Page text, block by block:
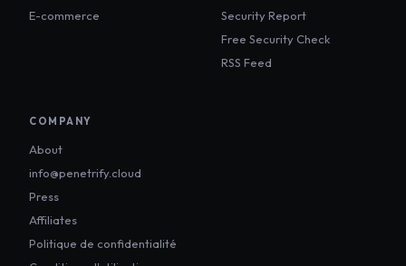
E-commerce
Security Report
Free Security Check
RSS Feed
COMPANY
About
info@penetrify.cloud
Press
Affiliates
Politique de confidentialité